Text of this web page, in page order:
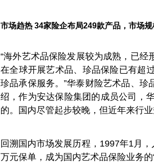
市场趋热 34家险企布局249款产品，市场
“海外艺术品保险发展较为成熟，已
在全球开展艺术品、珍品保险已有超
珍品承保服务。”华泰财险艺术品、
绍，作为安达保险集团的成员公司，
的。国内尽管起步较晚，但近年来行
回溯国内市场发展历程，1997年1月
万元保单，成为国内艺术品保险业务